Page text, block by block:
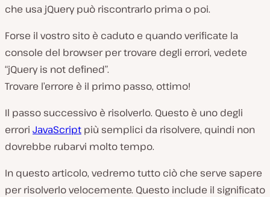
che usa jQuery può riscontrarlo prima o poi.
Forse il vostro sito è caduto e quando verificate la
console del browser per trovare degli errori, vedete
“jQuery is not defined”.
Trovare l’errore è il primo passo, ottimo!
Il passo successivo è risolverlo. Questo è uno degli
errori JavaScript più semplici da risolvere, quindi non
dovrebbe rubarvi molto tempo.
In questo articolo, vedremo tutto ciò che serve sapere
per risolverlo velocemente. Questo include il significato